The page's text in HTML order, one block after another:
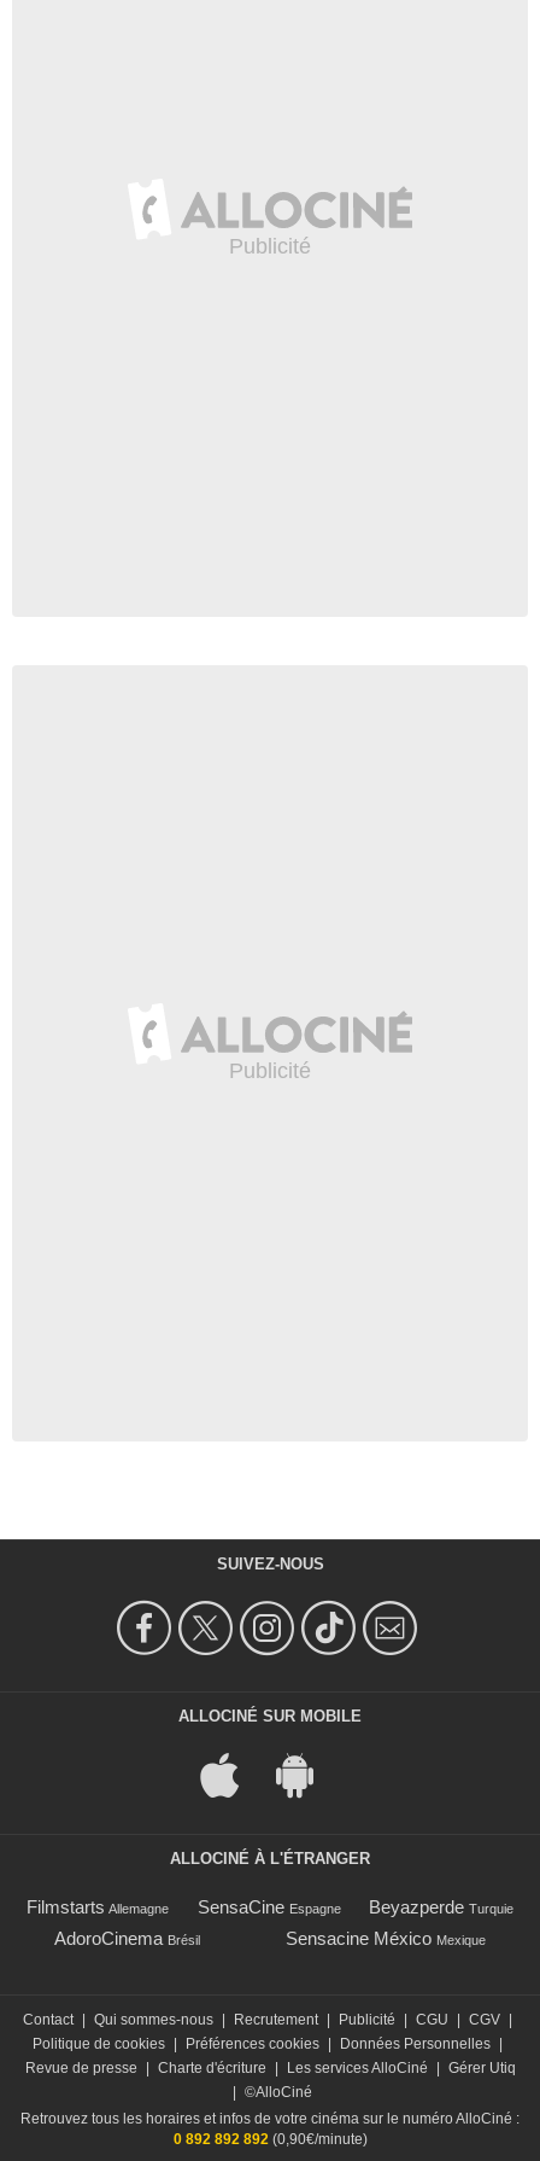
SUIVEZ-NOUS
ALLOCINÉ SUR MOBILE
ALLOCINÉ À L'ÉTRANGER
Filmstarts Allemagne SensaCine Espagne Beyazperde Turquie
AdoroCinema Brésil Sensacine México Mexique
Contact Qui sommes-nous Recrutement Publicité CGU CGV
Politique de cookies
Préférences cookies Données Personnelles
Revue de presse
Charte d'écriture Les services AlloCiné
Gérer Utiq
©AlloCiné
Retrouvez tous les horaires et infos de votre cinéma sur le numéro AlloCiné :
0 892 892 892(0,90€/minute)